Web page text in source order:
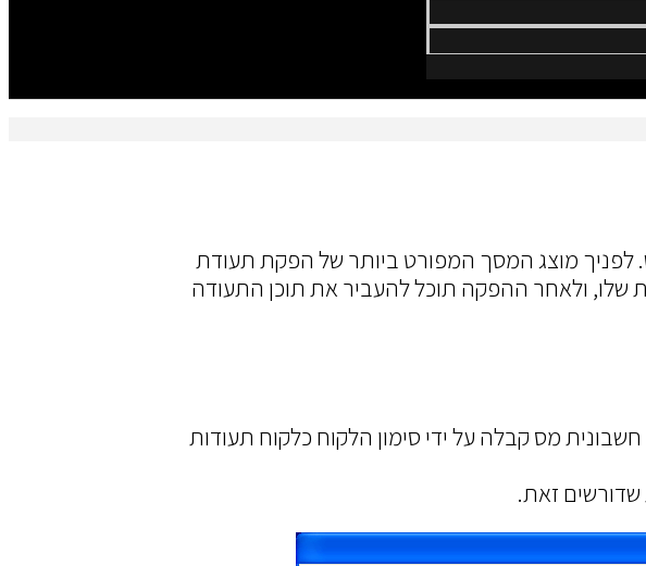
לפניך מוצג המסך המפורט ביותר של הפקת תעודת
שלו, ולאחר ההפקה תוכל להעביר את תוכן התעודה
מס קבלה על ידי סימון הלקוח כלקוח תעודות
זאת.